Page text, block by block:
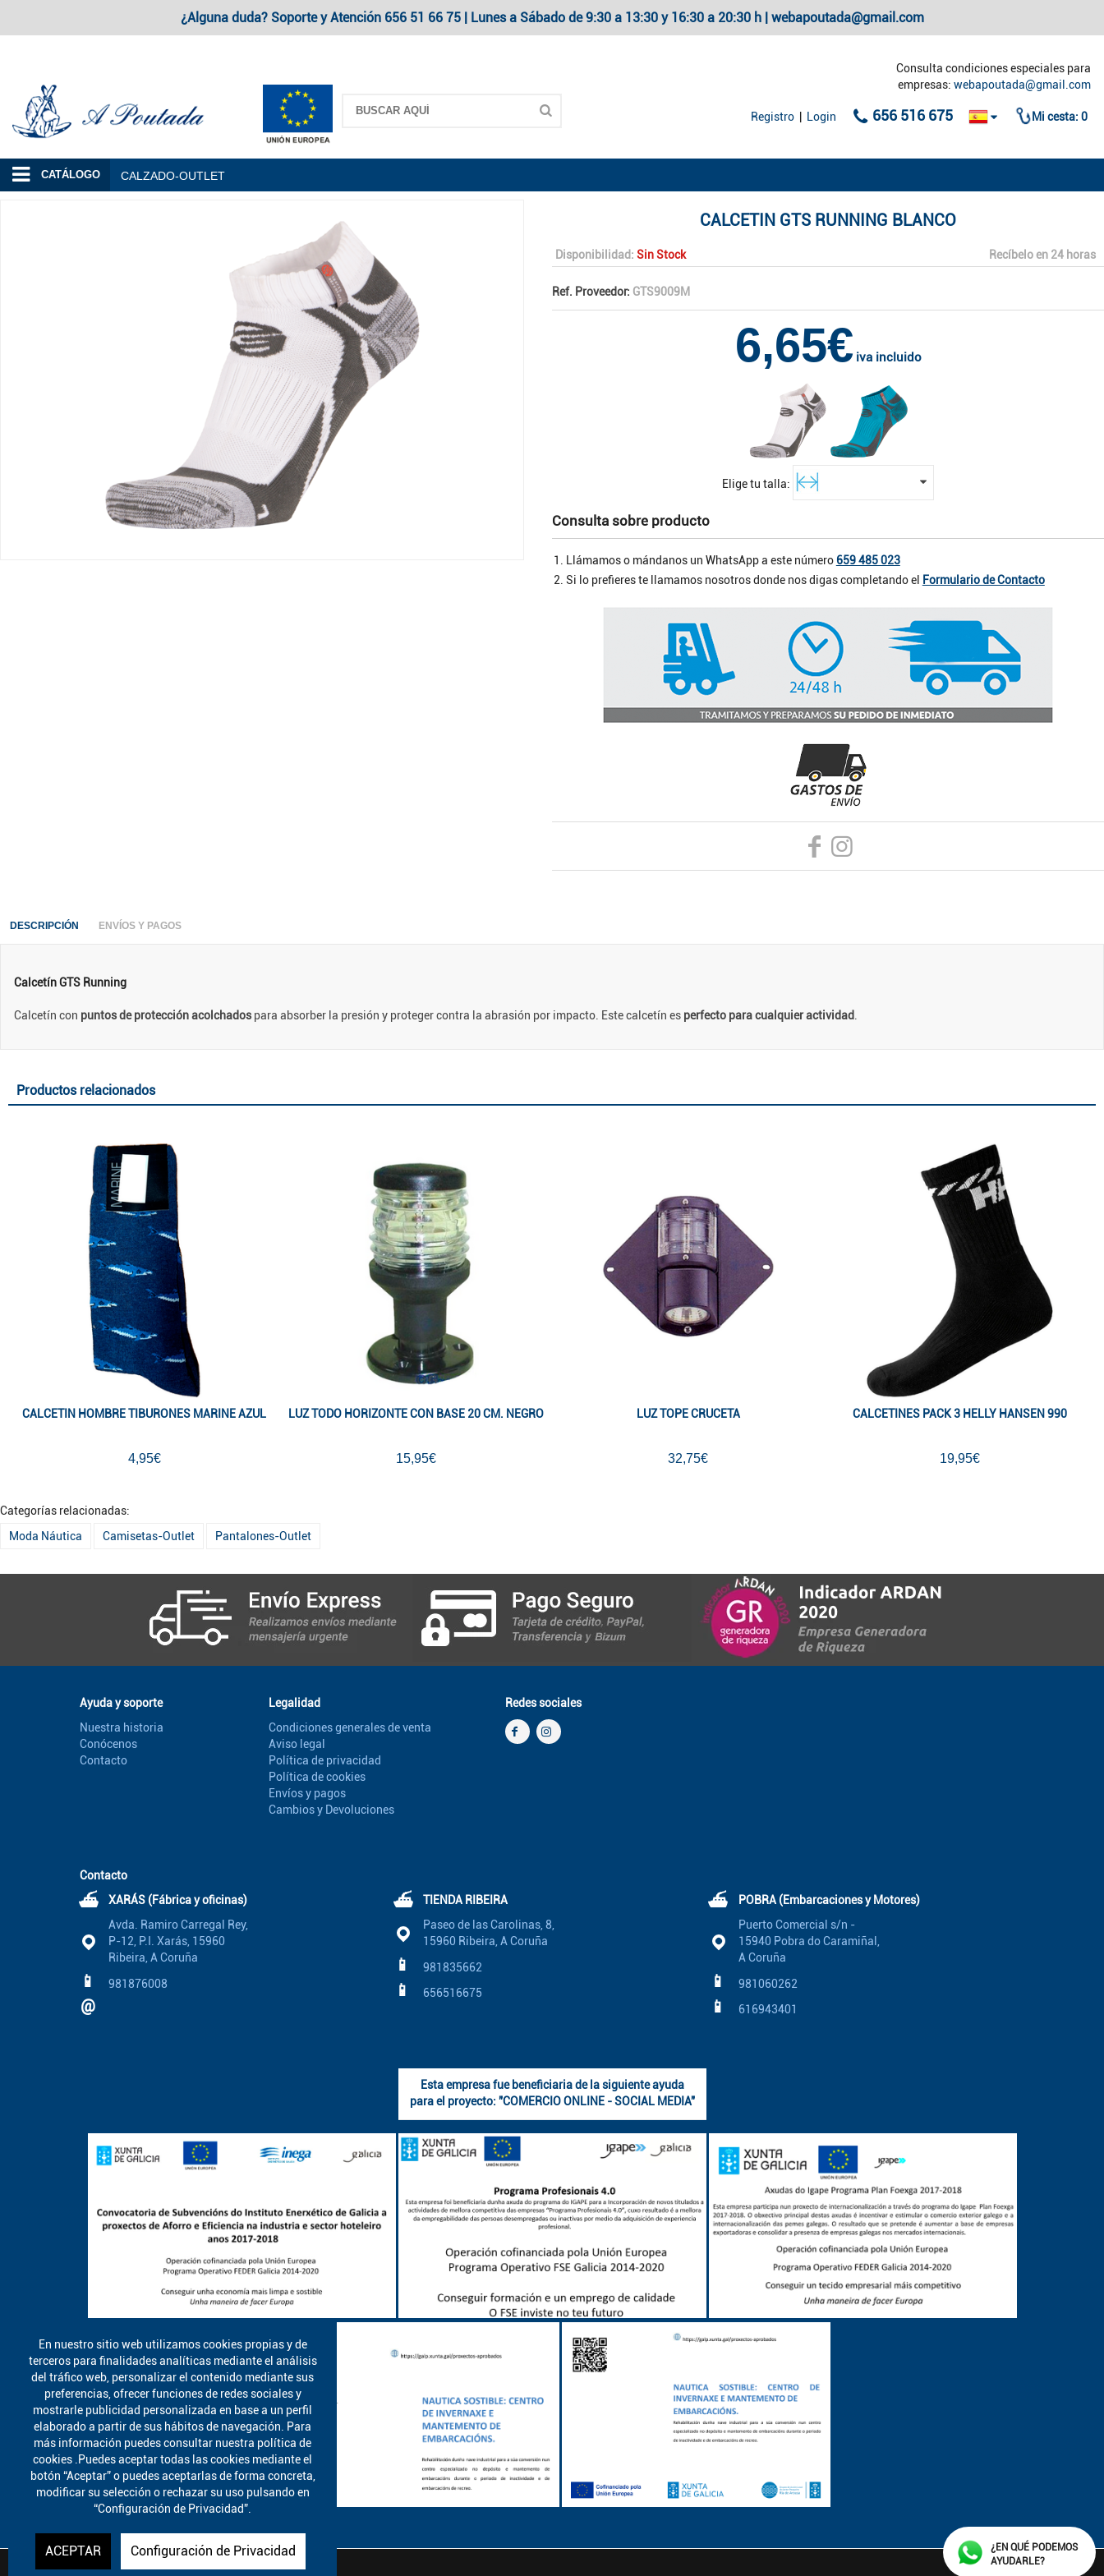
¿Alguna duda? Soporte y Atención 656 51 66 75 | Lunes a Sábado de 9:30 a 13:30 y 16:30 a 20:30 h | webapoutada@gmail.com
¿EN QUÉ PODEMOS
AYUDARLE?
Consulta condiciones especiales para
empresas: webapoutada@gmail.com
Registro Login 656 516 675 Mi cesta: 0
CATÁLOGO CALZADO-OUTLET
CALCETIN GTS RUNNING BLANCO
Disponibilidad: Sin Stock Recíbelo en 24 horas
Ref. Proveedor: GTS9009M
6,65€ iva incluido
Elige tu talla:
Consulta sobre producto
Llámamos o mándanos un WhatsApp a este número 659 485 023
Si lo prefieres te llamamos nosotros donde nos digas completando el
Formulario de Contacto
DESCRIPCIÓN ENVÍOS Y PAGOS
Calcetín GTS Running
Calcetín con puntos de protección acolchados para absorber la presión y proteger contra la abrasión por impacto. Este calcetín es perfecto para cualquier actividad.
Productos relacionados
CALCETIN HOMBRE TIBURONES MARINE AZUL
4,95€
LUZ TODO HORIZONTE CON BASE 20 CM. NEGRO
15,95€
LUZ TOPE CRUCETA
32,75€
CALCETINES PACK 3 HELLY HANSEN 990
19,95€
Categorías relacionadas:
Moda Náutica
Camisetas-Outlet Pantalones-Outlet
En nuestro sitio web utilizamos cookies propias y de
terceros para finalidades analíticas mediante el análisis
del tráfico web, personalizar el contenido mediante sus
preferencias, ofrecer funciones de redes sociales y
mostrarle publicidad personalizada en base a un perfil
elaborado a partir de sus hábitos de navegación. Para
más información puedes consultar nuestra política de
cookies .Puedes aceptar todas las cookies mediante el
botón “Aceptar” o puedes aceptarlas de forma concreta,
modificar su selección o rechazar su uso pulsando en
“Configuración de Privacidad”.
ACEPTAR Configuración de Privacidad
Ayuda y soporte
Nuestra historia
Conócenos
Contacto
Legalidad
Condiciones generales de venta
Aviso legal
Política de privacidad
Política de cookies
Envíos y pagos
Cambios y Devoluciones
Redes sociales
Contacto
⛴
XARÁS (Fábrica y oficinas)
Avda. Ramiro Carregal Rey,
P-12, P.I. Xarás, 15960
Ribeira, A Coruña
📱 981876008
@
⛴
TIENDA RIBEIRA
Paseo de las Carolinas, 8,
15960 Ribeira, A Coruña
📱 981835662
📱 656516675
⛴
POBRA (Embarcaciones y Motores)
Puerto Comercial s/n -
15940 Pobra do Caramiñal,
A Coruña
📱 981060262
📱 616943401
Esta empresa fue beneficiaria de la siguiente ayuda
para el proyecto: "COMERCIO ONLINE - SOCIAL MEDIA"
A Poutada